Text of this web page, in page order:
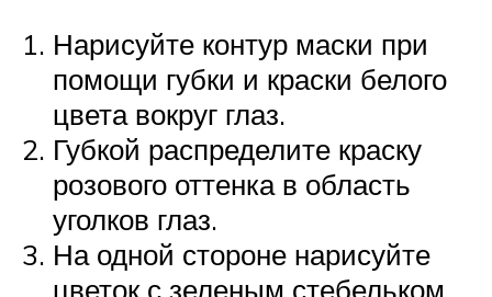
Нарисуйте контур маски при
помощи губки и краски белого
цвета вокруг глаз.
Губкой распределите краску
розового оттенка в область
уголков глаз.
На одной стороне нарисуйте
цветок с зеленым стебельком.